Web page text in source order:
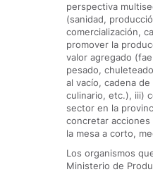
perspectiva
(sanidad,
comercialización,
promover la
valor agregado
pesado,
al vacío, cadena
culinario, etc.), iii)
sector en la
concretar
la mesa a corto,
Los organismos
Ministerio de